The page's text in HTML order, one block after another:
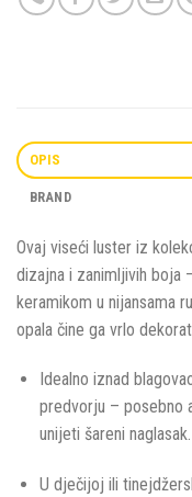
OPIS
BRAND
Ovaj viseći luster iz
dizajna i zanimljivih boja
keramikom u nijansama
opala čine ga vrlo
Idealno iznad
predvorju – posebno
unijeti šareni naglasak.
U dječijoj ili